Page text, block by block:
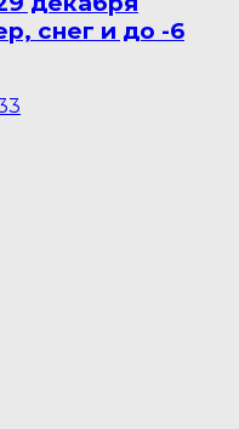
снег и до -6